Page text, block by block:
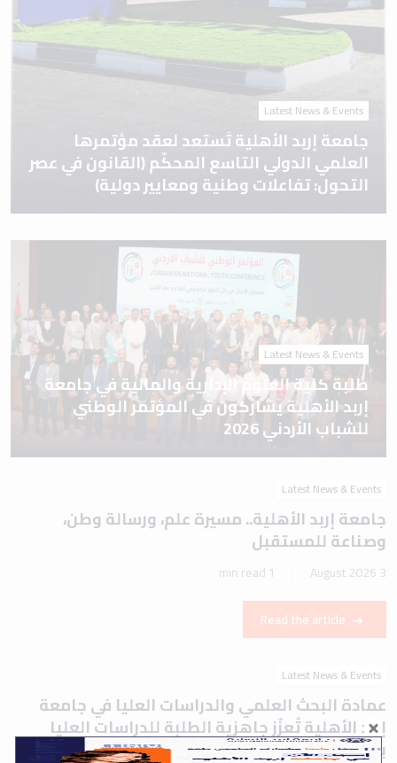
Latest News & Events
جامعة إربد الأهلية تَستعد لعقد مؤتمرها
العلمي الدولي التاسع المحكّم (القانون في عصر
التحول: تفاعلات وطنية ومعايير دولية)
Latest News & Events
طلبة كلية العلوم الإدارية والمالية في جامعة
إربد الأهلية يشاركون في المؤتمر الوطني
للشباب الأردني 2026
Latest News & Events
جامعة إربد الأهلية.. مسيرة علم، ورسالة وطن،
وصناعة للمستقبل
3 August 2026
1 min read
Read the article
Latest News & Events
عمادة البحث العلمي والدراسات العليا في جامعة
إربد الأهلية تُعزّز جاهزية الطلبة للدراسات العليا
بورشة تعريفية حول اختباري IELTS وTOEFL